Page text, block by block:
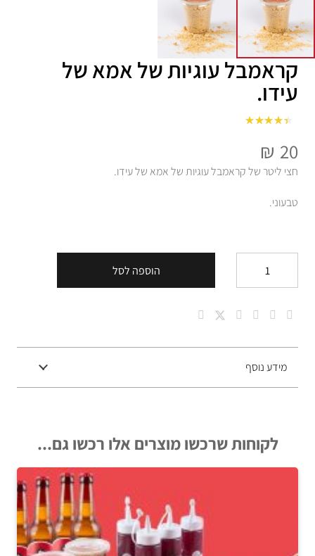
קראמבל עוגיות של אמא של
עידו.
₪ 20
חצי ליטר של קראמבל עוגיות של אמא של עידו.
טבעוני.
כמות
קראמבל
הוספה לסל
מידע נוסף
לקוחות שרכשו מוצרים אלו רכשו גם...